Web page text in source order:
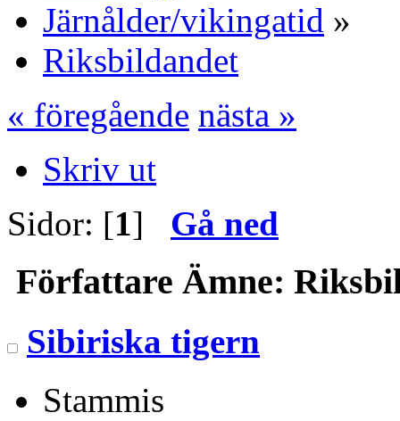
Järnålder/vikingatid »
Riksbildandet
« föregående nästa »
Skriv ut
Sidor: [1] Gå ned
Författare Ämne:
Sibiriska tigern
Stammis